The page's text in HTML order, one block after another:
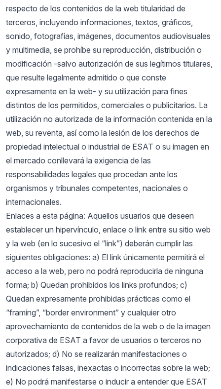
respecto de los contenidos de la web titularidad de
terceros, incluyendo informaciones, textos, gráficos,
sonido, fotografías, imágenes, documentos audiovisuales
y multimedia, se prohíbe su reproducción, distribución o
modificación -salvo autorización de sus legítimos titulares,
que resulte legalmente admitido o que conste
expresamente en la web- y su utilización para fines
distintos de los permitidos, comerciales o publicitarios. La
utilización no autorizada de la información contenida en la
web, su reventa, así como la lesión de los derechos de
propiedad intelectual o industrial de ESAT o su imagen en
el mercado conllevará la exigencia de las
responsabilidades legales que procedan ante los
organismos y tribunales competentes, nacionales o
internacionales.
Enlaces a esta página: Aquellos usuarios que deseen
establecer un hipervínculo, enlace o link entre su sitio web
y la web (en lo sucesivo el “link”) deberán cumplir las
siguientes obligaciones: a) El link únicamente permitirá el
acceso a la web, pero no podrá reproducirla de ninguna
forma; b) Quedan prohibidos los links profundos; c)
Quedan expresamente prohibidas prácticas como el
“framing”, “border environment” y cualquier otro
aprovechamiento de contenidos de la web o de la imagen
corporativa de ESAT a favor de usuarios o terceros no
autorizados; d) No se realizarán manifestaciones o
indicaciones falsas, inexactas o incorrectas sobre la web;
e) No podrá manifestarse o inducir a entender que ESAT